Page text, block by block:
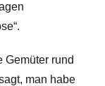
Gemüter rund
man habe